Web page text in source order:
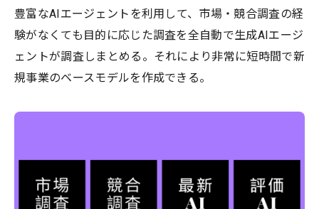
豊富なAIエージェントを利用して、市場・競合調査の経
験がなくても目的に応じた調査を全自動で生成AIエージ
ェントが調査しまとめる。それにより非常に短時間で新
規事業のベースモデルを作成できる。